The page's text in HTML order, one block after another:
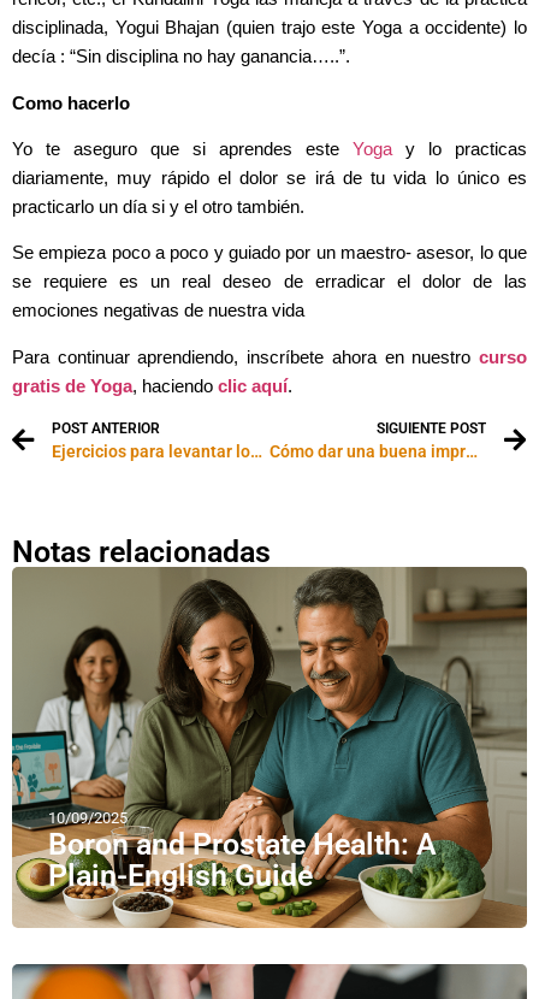
disciplinada, Yogui Bhajan (quien trajo este Yoga a occidente) lo
decía : “Sin disciplina no hay ganancia…..”.
Como hacerlo
Yo te aseguro que si aprendes este Yoga y lo practicas
diariamente, muy rápido el dolor se irá de tu vida lo único es
practicarlo un día si y el otro también.
Se empieza poco a poco y guiado por un maestro- asesor, lo que
se requiere es un real deseo de erradicar el dolor de las
emociones negativas de nuestra vida
Para continuar aprendiendo, inscríbete ahora en nuestro curso
gratis de Yoga, haciendo clic aquí.
POST ANTERIOR
Ejercicios para levantar los pompis: video paso a paso
SIGUIENTE POST
Cómo dar una buena impresión
Notas relacionadas
10/09/2025
Boron and Prostate Health: A
Plain-English Guide